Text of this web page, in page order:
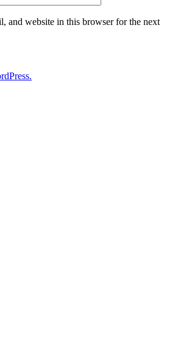
and website in this browser for the next